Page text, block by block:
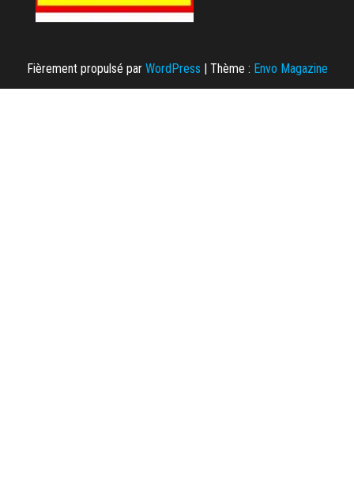
Fièrement propulsé par WordPress Thème : Envo Magazine